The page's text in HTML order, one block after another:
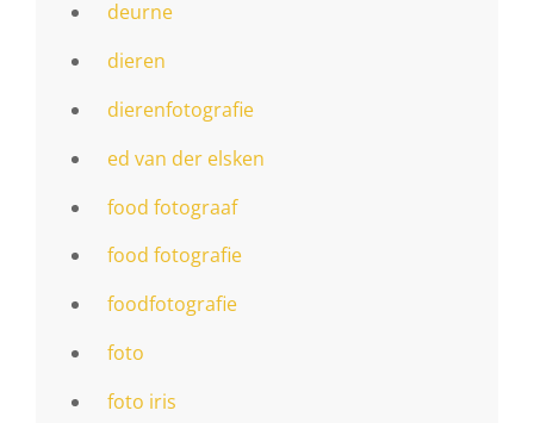
deurne
dieren
dierenfotografie
ed van der elsken
food fotograaf
food fotografie
foodfotografie
foto
foto iris